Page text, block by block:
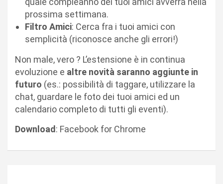
prossima settimana.
Filtro Amici: Cerca fra i tuoi amici con
semplicità (riconosce anche gli errori!)
Non male, vero ? L’estensione è in continua
evoluzione e altre novità saranno aggiunte in
futuro (es.: possibilità di taggare, utilizzare la
chat, guardare le foto dei tuoi amici ed un
calendario completo di tutti gli eventi).
Download: Facebook for Chrome